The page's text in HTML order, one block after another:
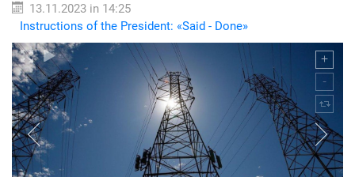
13.11.2023 in 14:25
Instructions of the President: «Said - Done»